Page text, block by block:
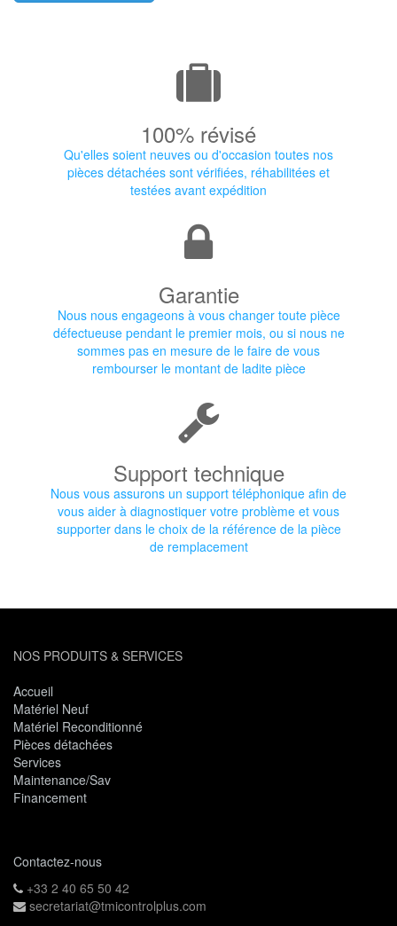
100% révisé
Qu'elles soient neuves ou d'occasion toutes nos
pièces détachées sont vérifiées, réhabilitées et
testées avant expédition
Garantie
Nous nous engageons à vous changer toute pièce
défectueuse pendant le premier mois, ou si nous ne
sommes pas en mesure de le faire de vous
rembourser le montant de ladite pièce
Support technique
Nous vous assurons un support téléphonique afin de
vous aider à diagnostiquer votre problème et vous
supporter dans le choix de la référence de la pièce
de remplacement
NOS PRODUITS & SERVICES
Accueil
Matériel Neuf
Matériel Reconditionné
Pièces détachées
Services
Maintenance/Sav
Financement
Contactez-nous
+33 2 40 65 50 42
secretariat@tmicontrolplus.com